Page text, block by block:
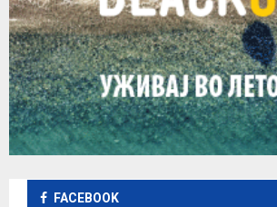
FACEBOOK